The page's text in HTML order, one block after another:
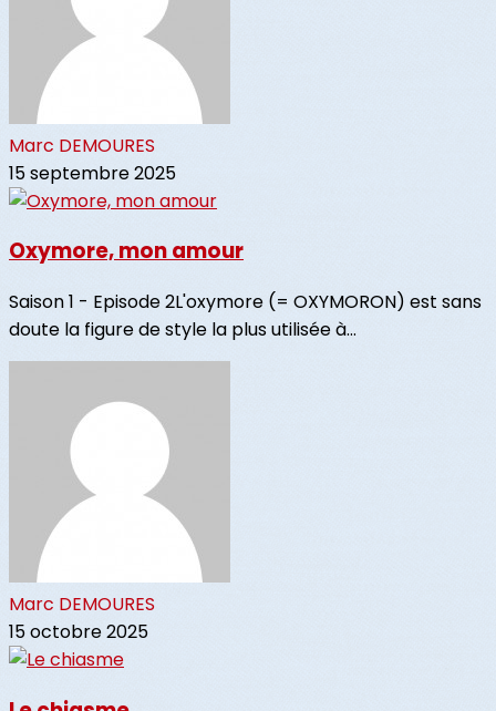
Marc DEMOURES
15 septembre 2025
Oxymore, mon amour
Saison 1 - Episode 2L'oxymore (= OXYMORON) est sans
doute la figure de style la plus utilisée à...
Marc DEMOURES
15 octobre 2025